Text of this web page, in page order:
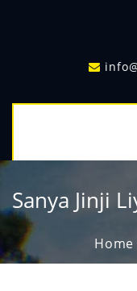
Sanya Jinji
Home